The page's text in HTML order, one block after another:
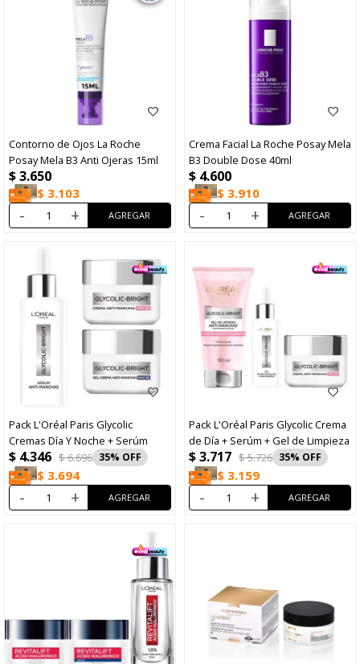
Contorno de Ojos La Roche
Posay Mela B3 Anti Ojeras 15ml
$3.650
$ 3.103
- +
Crema Facial La Roche Posay Mela
B3 Double Dose 40ml
$ 4.600
$ 3.910
- +
Pack L'Oréal Paris Glycolic
Cremas Día Y Noche + Serúm
$ 4.346 $6.696 35
$ 3.694
- +
Pack L'Oréal Paris Glycolic Crema
de Día + Serúm + Gel de Limpieza
$3.717 $5.726 35
$ 3.159
- +